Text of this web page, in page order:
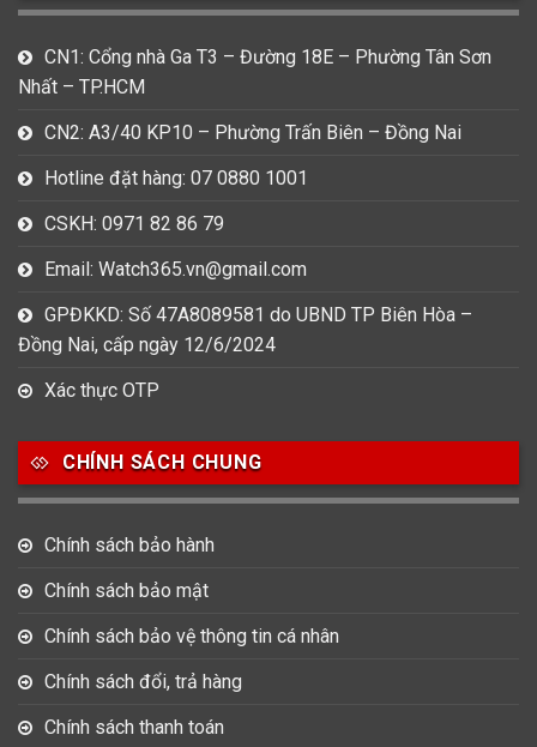
CN1: Cổng nhà Ga T3 – Đường 18E – Phường Tân Sơn
Nhất – TP.HCM
CN2: A3/40 KP10 – Phường Trấn Biên – Đồng Nai
Hotline đặt hàng: 07 0880 1001
CSKH: 0971 82 86 79
Email: Watch365.vn@gmail.com
GPĐKKD: Số 47A8089581 do UBND TP Biên Hòa –
Đồng Nai, cấp ngày 12/6/2024
Xác thực OTP
CHÍNH SÁCH CHUNG
Chính sách bảo hành
Chính sách bảo mật
Chính sách bảo vệ thông tin cá nhân
Chính sách đổi, trả hàng
Chính sách thanh toán